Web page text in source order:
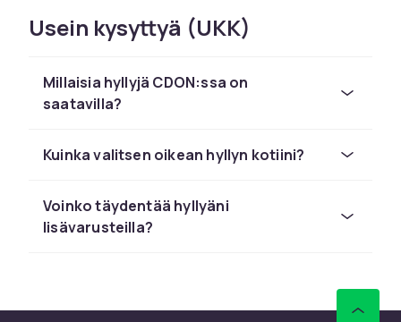
Seinähyllyvalikoimamme on saatavilla useissa
helposti kotiisi parhaiten sopivan hyllyn. Piditpä
sitten klassisesta tai modernista tyylistä,
kirjahyllyillä
Usein kysyttyä (UKK)
Millaisia hyllyjä CDON:ssa on
saatavilla?
Kuinka valitsen oikean hyllyn kotiini?
Voinko täydentää hyllyäni
lisävarusteilla?